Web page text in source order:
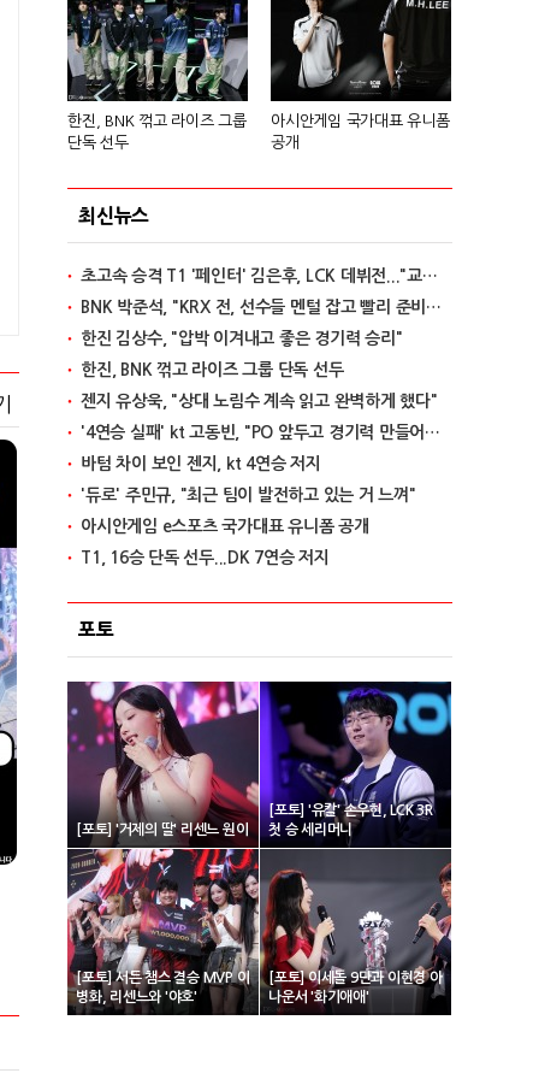
한진, BNK 꺾고 라이즈 그룹
단독 선두
아시안게임 국가대표 유니폼
공개
최신뉴스
초고속 승격 T1 '페인터' 김은후, LCK 데뷔전..."교전서 돋보이는 실력"
BNK 박준석, "KRX 전, 선수들 멘털 잡고 빨리 준비할 것"
한진 김상수, "압박 이겨내고 좋은 경기력 승리"
한진, BNK 꺾고 라이즈 그룹 단독 선두
젠지 유상욱, "상대 노림수 계속 읽고 완벽하게 했다"
'4연승 실패' kt 고동빈, "PO 앞두고 경기력 만들어가는 단계"
바텀 차이 보인 젠지, kt 4연승 저지
'듀로' 주민규, "최근 팀이 발전하고 있는 거 느껴"
아시안게임 e스포츠 국가대표 유니폼 공개
T1, 16승 단독 선두...DK 7연승 저지
포토
[포토] '거제의 딸' 리센느 원이
[포토] '유칼' 손우현, LCK 3R
첫 승 세리머니
[포토] 서든 챔스 결승 MVP 이
병화, 리센느와 '야호'
[포토] 이세돌 9단과 이현경 아
나운서 '화기애애'